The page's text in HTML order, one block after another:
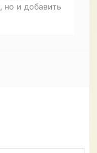
но и добавить